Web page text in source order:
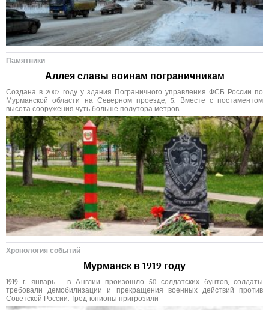
Памятники
Аллея славы воинам пограничникам
Создана в 2007 году у здания Пограничного управления ФСБ России по
Мурманской области на Северном проезде, 5. Вместе с постаментом
высота сооружения чуть больше полутора метров.
Хронология событий
Мурманск в 1919 году
1919 г. январь - в Англии произошло 50 солдатских бунтов, солдаты
требовали демобилизации и прекращения военных действий против
Советской России. Тред-юнионы пригрозили